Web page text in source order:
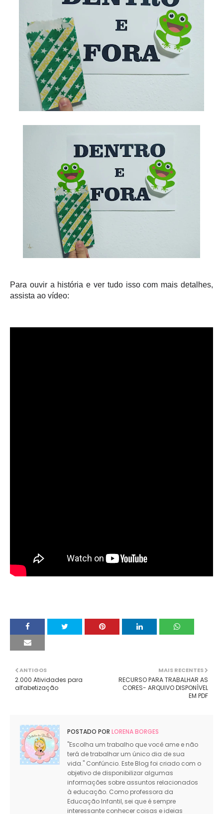
Para ouvir a história e ver tudo isso com mais detalhes,
assista ao vídeo:
MAIS RECENTES
RECURSO PARA TRABALHAR AS
CORES- ARQUIVO DISPONÍVEL
EM PDF
ANTIGOS
2.000 Atividades para
alfabetização
POSTADO POR LORENA BORGES
"Escolha um trabalho que você ame e não
terá de trabalhar um único dia de sua
vida." Confúncio. Este Blog foi criado com o
objetivo de disponibilizar algumas
informações sobre assuntos relacionados
à educação. Como professora da
Educação Infantil, sei que é sempre
interessante conhecer coisas e ideias